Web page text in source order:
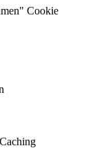
Cookie